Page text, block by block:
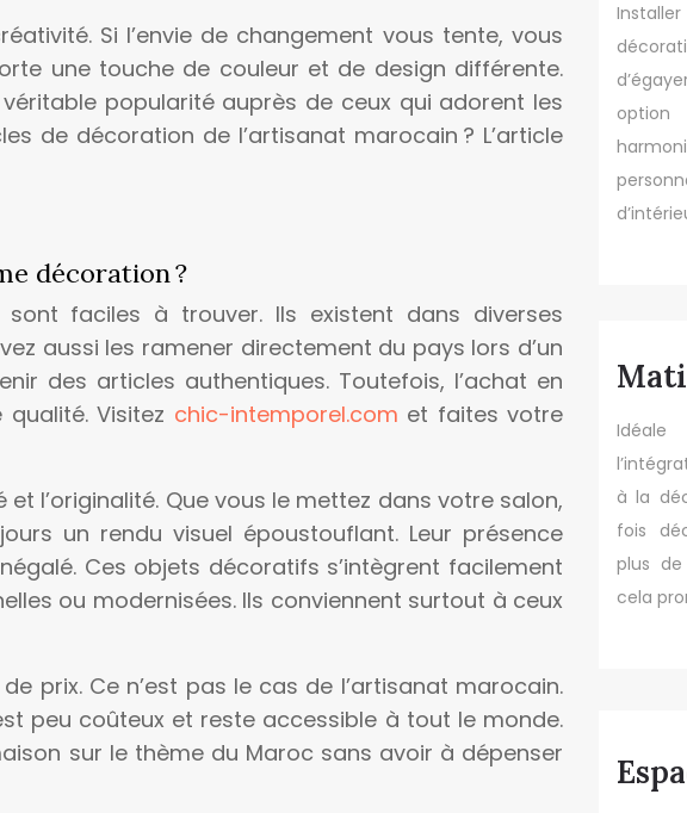
Si l’envie de changement vous tente, vous
une touche de couleur et de design différente.
popularité auprès de ceux qui adorent les
de décoration de l’artisanat marocain ? L’article
décoration ?
sont faciles à trouver. Ils existent dans diverses
aussi les ramener directement du pays lors d’un
des articles authentiques. Toutefois, l’achat en
Visitez chic-intemporel.com et faites votre
l’originalité. Que vous le mettez dans votre salon,
un rendu visuel époustouflant. Leur présence
Ces objets décoratifs s’intègrent facilement
ou modernisées. Ils conviennent surtout à ceux
prix. Ce n’est pas le cas de l’artisanat marocain.
peu coûteux et reste accessible à tout le monde.
sur le thème du Maroc sans avoir à dépenser
Idéale
à la
fois
plus de
cela